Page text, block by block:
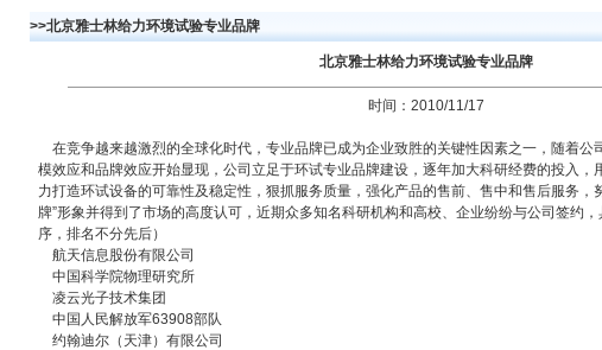
>>北京雅士林给力环境试验专业品牌
北京雅士林给力环境试验专业品牌
时间：2010/11/17
在竞争越来越激烈的全球化时代，专业品牌已成为企业致胜的关键性因素之一，随着公
模效应和品牌效应开始显现，公司立足于环试专业品牌建设，逐年加大科研经费的投入，
力打造环试设备的可靠性及稳定性，狠抓服务质量，强化产品的售前、售中和售后服务，
牌”形象并得到了市场的高度认可，近期众多知名科研机构和高校、企业纷纷与公司签约
序，排名不分先后）
航天信息股份有限公司
中国科学院物理研究所
凌云光子技术集团
中国人民解放军63908部队
约翰迪尔（天津）有限公司